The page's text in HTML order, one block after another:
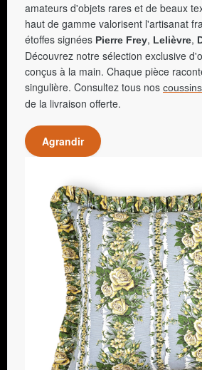
amateurs d'objets rares et de beaux
haut de gamme valorisent l'artisanat
étoffes signées Pierre Frey, Lelièvre,
Découvrez notre sélection exclusive
conçus à la main. Chaque pièce
singulière. Consultez tous nos
de la livraison offerte.
Agrandir